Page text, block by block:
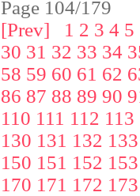
Page 104/179
[Prev]
1 2 3 4 5
30 31 32 33 34
58 59 60 61 62
86 87 88 89 90
110 111 112 113
130 131 132 133
150 151 152 153
170 171 172 173